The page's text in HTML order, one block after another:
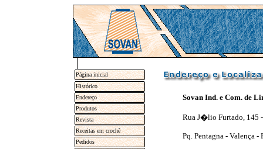
Página inicial
Histórico
Endereço
Produtos
Revista
Receitas em crochê
Pedidos
Sovan Ind. e Com. de
Rua J�lio Furtado, 145
Pq. Pentagna - Valença -